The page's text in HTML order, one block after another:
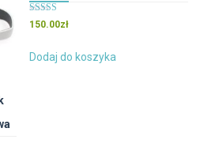
Oceniono
5.00
150.00zł
Dodaj do koszyka